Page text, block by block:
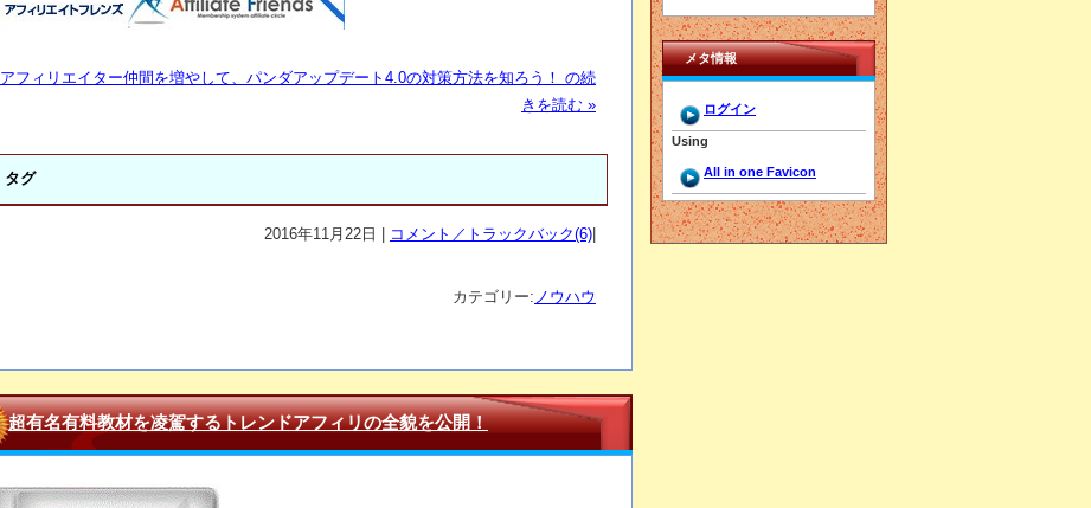
アフィリエイター仲間を増やして、パンダアップデート4.0の対策方法を知ろう！ の続
きを読む »
タグ
2016年11月22日 | コメント／トラックバック(6)
カテゴリー: ノウハウ
超有名有料教材を凌駕するトレンドアフィリの全貌を公開！
メタ情報
ログイン
Using
All in one Favicon